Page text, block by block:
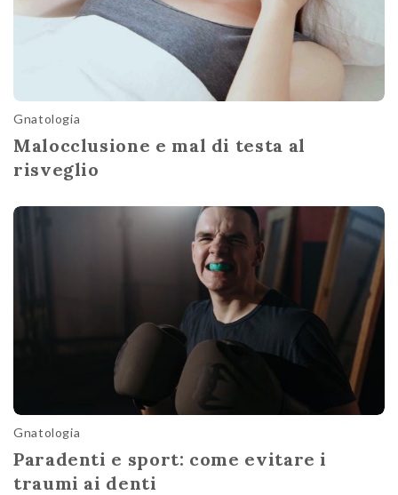
Gnatologia
Malocclusione e mal di testa al
risveglio
Gnatologia
Paradenti e sport: come evitare i
traumi ai denti